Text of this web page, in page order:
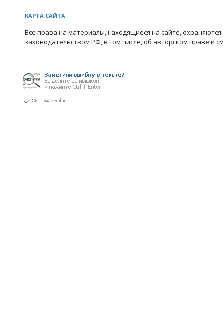
КАРТА САЙТА
Все права на материалы, находящиеся на сайте, охраняются
законодательством РФ, в том числе, об авторском праве и